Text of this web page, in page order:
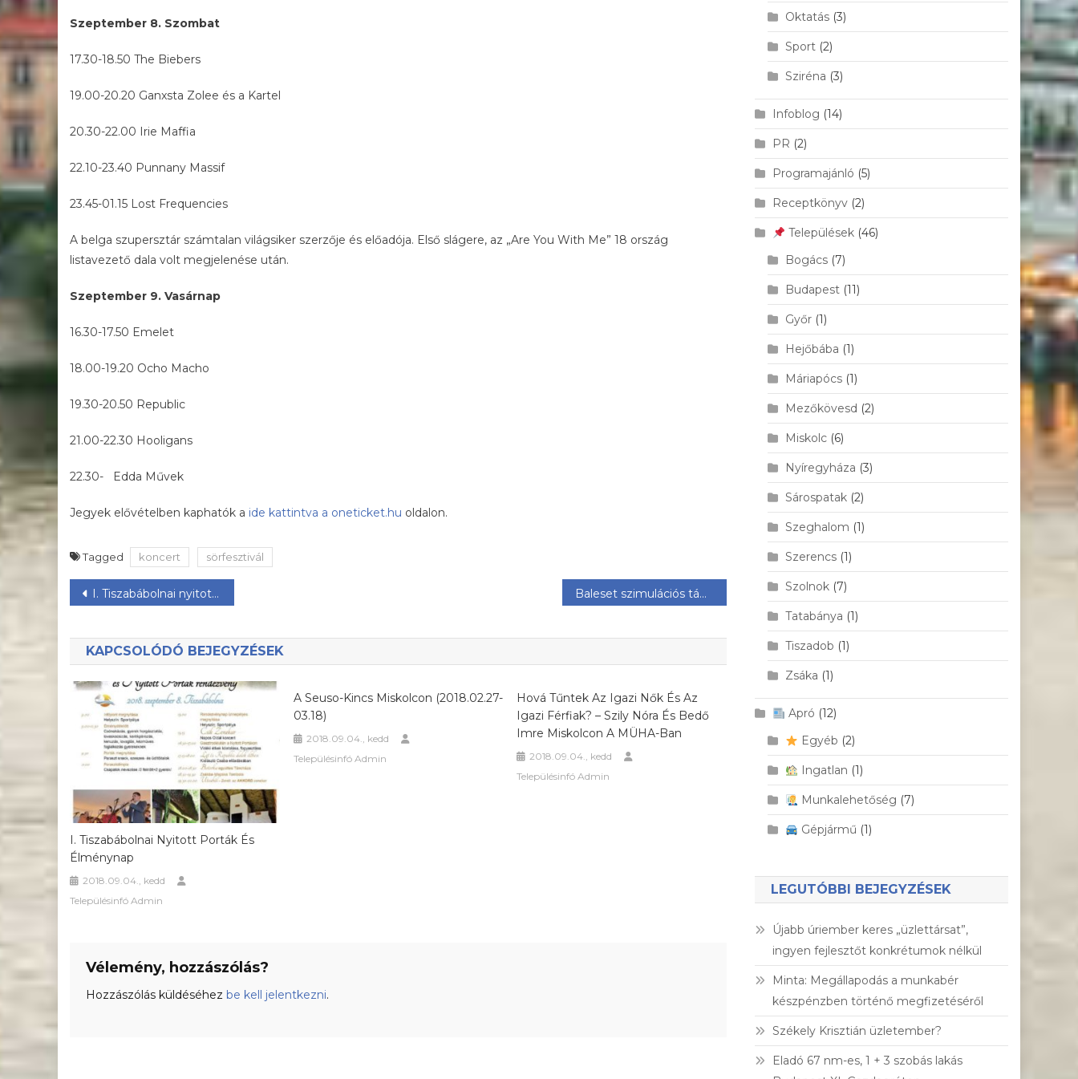
Szeptember 8. Szombat
17.30-18.50 The Biebers
19.00-20.20 Ganxsta Zolee és a Kartel
20.30-22.00 Irie Maffia
22.10-23.40 Punnany Massif
23.45-01.15 Lost Frequencies
A belga szupersztár számtalan világsiker szerzője és előadója. Első slágere, az „Are You With Me” 18 ország
listavezető dala volt megjelenése után.
Szeptember 9. Vasárnap
16.30-17.50 Emelet
18.00-19.20 Ocho Macho
19.30-20.50 Republic
21.00-22.30 Hooligans
22.30- Edda Művek
Jegyek elővételben kaphatók a ide kattintva a oneticket.hu oldalon.
Tagged koncert sörfesztivál
Bejegyzés
I. Tiszabábolnai nyitott porták és élménynap Baleset szimulációs tábor – 2018. augusztus 6-10
KAPCSOLÓDÓ BEJEGYZÉSEK
I. Tiszabábolnai Nyitott Porták És
Élménynap
2018.09.04., kedd
Településinfó Admin
A Seuso-Kincs Miskolcon (2018.02.27-
03.18)
2018.09.04., kedd
Településinfó Admin
Hová Tűntek Az Igazi Nők És Az
Igazi Férfiak? – Szily Nóra És Bedő
Imre Miskolcon A MÜHA-Ban
2018.09.04., kedd
Településinfó Admin
Vélemény, hozzászólás?
Hozzászólás küldéséhez be kell jelentkezni.
Oktatás (3)
Sport (2)
Sziréna (3)
Infoblog (14)
PR (2)
Programajánló (5)
Receptkönyv (2)
Települések (46)
Bogács (7)
Budapest (11)
Győr (1)
Hejőbába (1)
Máriapócs (1)
Mezőkövesd (2)
Miskolc (6)
Nyíregyháza (3)
Sárospatak (2)
Szeghalom (1)
Szerencs (1)
Szolnok (7)
Tatabánya (1)
Tiszadob (1)
Zsáka (1)
Apró (12)
Egyéb (2)
Ingatlan (1)
Munkalehetőség (7)
Gépjármű (1)
LEGUTÓBBI BEJEGYZÉSEK
Újabb úriember keres „üzlettársat”,
ingyen fejlesztőt konkrétumok nélkül
Minta: Megállapodás a munkabér
készpénzben történő megfizetéséről
Székely Krisztián üzletember?
Eladó 67 nm-es, 1 + 3 szobás lakás